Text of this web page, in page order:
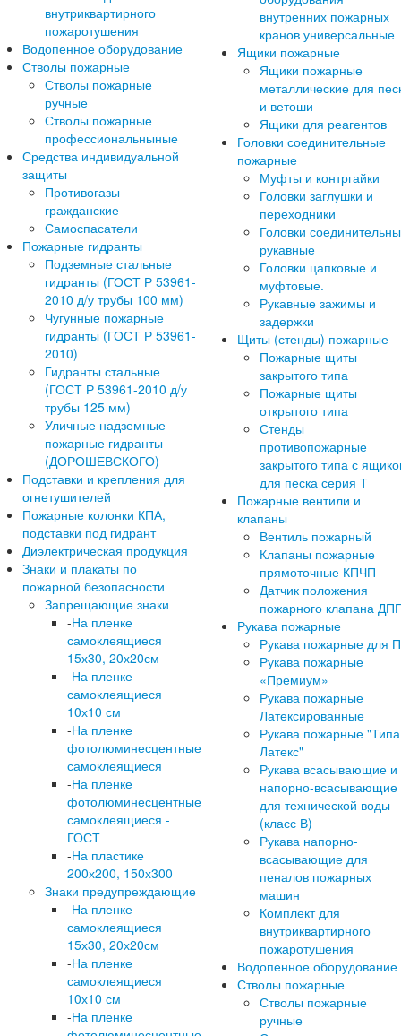
внутриквартирного
пожаротушения
Водопенное оборудование
Стволы пожарные
Стволы пожарные
ручные
Стволы пожарные
профессиональныные
Средства индивидуальной
защиты
Противогазы
гражданские
Самоспасатели
Пожарные гидранты
Подземные стальные
гидранты (ГОСТ Р 53961-
2010 д/у трубы 100 мм)
Чугунные пожарные
гидранты (ГОСТ Р 53961-
2010)
Гидранты стальные
(ГОСТ Р 53961-2010 д/у
трубы 125 мм)
Уличные надземные
пожарные гидранты
(ДОРОШЕВСКОГО)
Подставки и крепления для
огнетушителей
Пожарные колонки КПА,
подставки под гидрант
Диэлектрическая продукция
Знаки и плакаты по
пожарной безопасности
Запрещающие знаки
-На пленке
самоклеящиеся
15х30, 20х20см
-На пленке
самоклеящиеся
10х10 см
-На пленке
фотолюминесцентные
самоклеящиеся
-На пленке
фотолюминесцентные
самоклеящиеся -
ГОСТ
-На пластике
200х200, 150х300
Знаки предупреждающие
-На пленке
самоклеящиеся
15х30, 20х20см
-На пленке
самоклеящиеся
10х10 см
-На пленке
внутренних пожарных
кранов универсальные
Ящики пожарные
Ящики пожарные
металлические для
и ветоши
Ящики для реагентов
Головки соединительные
пожарные
Муфты и контргайки
Головки заглушки и
переходники
Головки
рукавные
Головки цапковые и
муфтовые.
Рукавные зажимы и
задержки
Щиты (стенды) пожарные
Пожарные щиты
закрытого типа
Пожарные щиты
открытого типа
Стенды
противопожарные
закрытого типа с
для песка серия Т
Пожарные вентили и
клапаны
Вентиль пожарный
Клапаны пожарные
прямоточные КПЧП
Датчик положения
пожарного клапана
Рукава пожарные
Рукава пожарные для
Рукава пожарные
«Премиум»
Рукава пожарные
Латексированные
Рукава пожарные "Типа
Латекс"
Рукава всасывающие и
напорно-всасывающие
для технической воды
(класс В)
Рукава напорно-
всасывающие для
пеналов пожарных
машин
Комплект для
внутриквартирного
пожаротушения
Водопенное оборудование
Стволы пожарные
Стволы пожарные
ручные